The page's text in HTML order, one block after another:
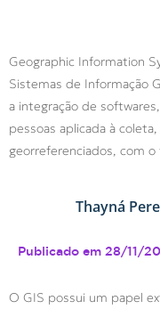
Geographic Information
Sistemas de Informação
a integração de
pessoas aplicada à
georreferenciados, com
Thayná
Publicado em 28/11/
O GIS possui um papel